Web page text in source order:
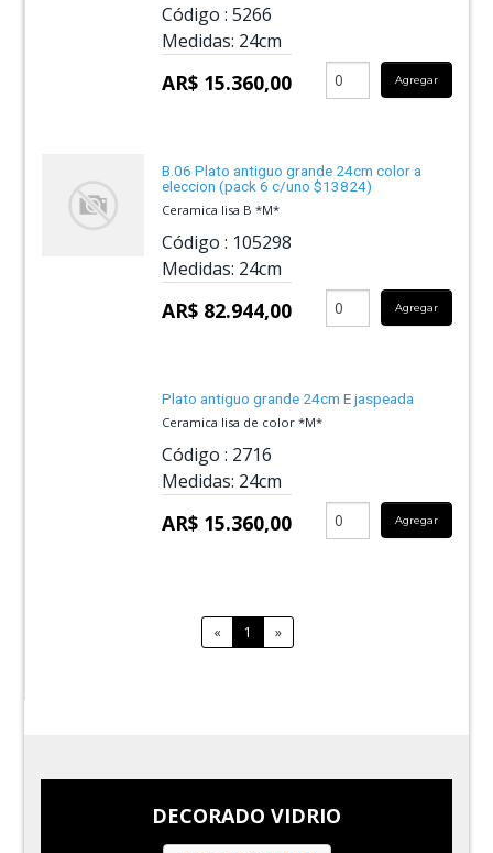
Código : 5266
Medidas: 24cm
AR$ 15.360,00 Agregar
B.06 Plato antiguo grande 24cm color a
eleccion (pack 6 c/uno $13824)
Ceramica lisa B *M*
Código : 105298
Medidas: 24cm
AR$ 82.944,00 Agregar
Plato antiguo grande 24cm E jaspeada
Ceramica lisa de color *M*
Código : 2716
Medidas: 24cm
AR$ 15.360,00 Agregar
« 1 »
DECORADO VIDRIO